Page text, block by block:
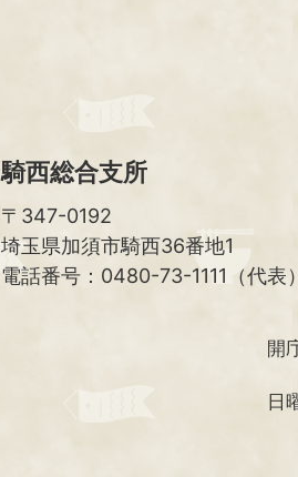
騎西総合支所
〒347-0192
埼玉県加須市騎西36番地1
電話番号：0480-73-1111（代表）
開
日